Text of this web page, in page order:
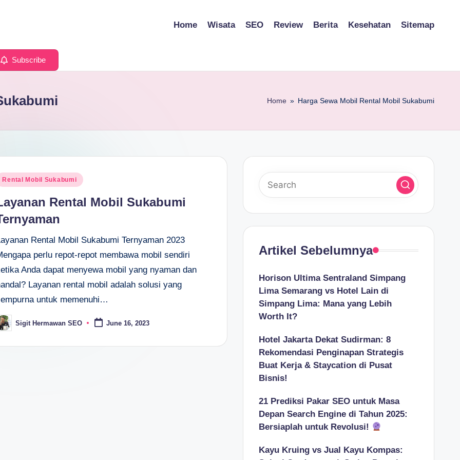
Home Wisata SEO Review Berita Kesehatan Sitemap
Subscribe
Home » Harga Sewa Mobil Rental Mobil Sukabumi
Rental Mobil Sukabumi
Rental Mobil Sukabumi
Rental Mobil Sukabumi Ternyaman 2023
perlu repot-repot membawa mobil sendiri
Anda dapat menyewa mobil yang nyaman dan
Layanan rental mobil adalah solusi yang
untuk memenuhi…
Sigit Hermawan SEO June 16, 2023
Artikel Sebelumnya
Horison Ultima Sentraland Simpang
Lima Semarang vs Hotel Lain di
Simpang Lima: Mana yang Lebih
Worth It?
Hotel Jakarta Dekat Sudirman: 8
Rekomendasi Penginapan Strategis
Buat Kerja & Staycation di Pusat
Bisnis!
21 Prediksi Pakar SEO untuk Masa
Depan Search Engine di Tahun 2025:
Bersiaplah untuk Revolusi!
Kayu Kruing vs Jual Kayu Kompas: